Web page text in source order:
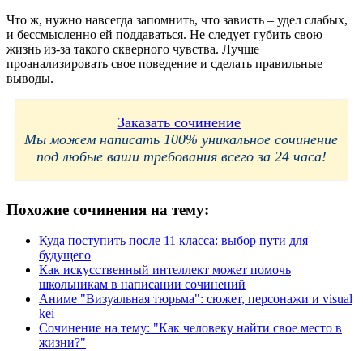
Что ж, нужно навсегда запомнить, что зависть – удел слабых,
и бессмысленно ей поддаваться. Не следует губить свою
жизнь из-за такого скверного чувства. Лучше
проанализировать свое поведение и сделать правильные
выводы.
Заказать сочинение
Мы можем написать 100% уникальное сочинение
под любые ваши требования всего за 24 часа!
Похожие сочинения на тему:
Куда поступить после 11 класса: выбор пути для
будущего
Как искусственный интеллект может помочь
школьникам в написании сочинений
Аниме "Визуальная тюрьма": сюжет, персонажи и visual
kei
Сочинение на тему: "Как человеку найти свое место в
жизни?"